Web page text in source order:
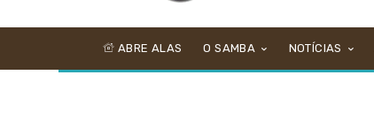
ABRE ALAS O SAMBA NOTÍCIAS